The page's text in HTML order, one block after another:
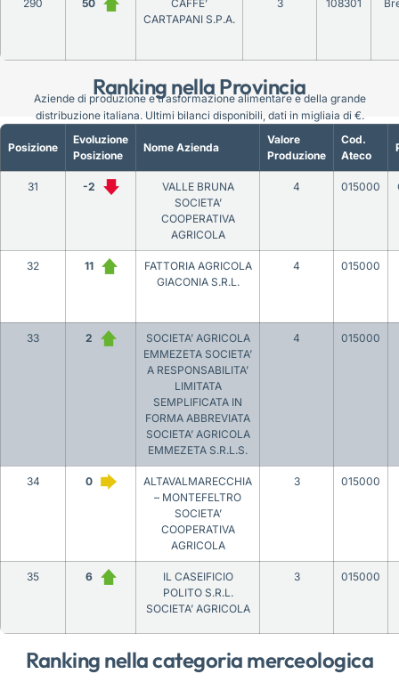
Ranking nella Provincia
290 50
CAFFE’
CARTAPANI S.P.A.
3 108301
Ranking nella categoria merceologica
Posizione
Evoluzione
Posizione
Nome Azienda
Valore
Produzione
Cod.
Ateco
31 -2
VALLE BRUNA
SOCIETA’
COOPERATIVA
AGRICOLA
4 015000
32 11
FATTORIA AGRICOLA
GIACONIA S.R.L.
4 015000
33 2
SOCIETA’ AGRICOLA
EMMEZETA SOCIETA’
A RESPONSABILITA’
LIMITATA
SEMPLIFICATA IN
FORMA ABBREVIATA
SOCIETA’ AGRICOLA
EMMEZETA S.R.L.S.
4 015000
34 0
ALTAVALMARECCHIA
– MONTEFELTRO
SOCIETA’
COOPERATIVA
AGRICOLA
3 015000
35 6
IL CASEIFICIO
POLITO S.R.L.
SOCIETA’ AGRICOLA
3 015000
Aziende di produzione e trasformazione alimentare e della grande
distribuzione italiana. Ultimi bilanci disponibili, dati in migliaia di €.